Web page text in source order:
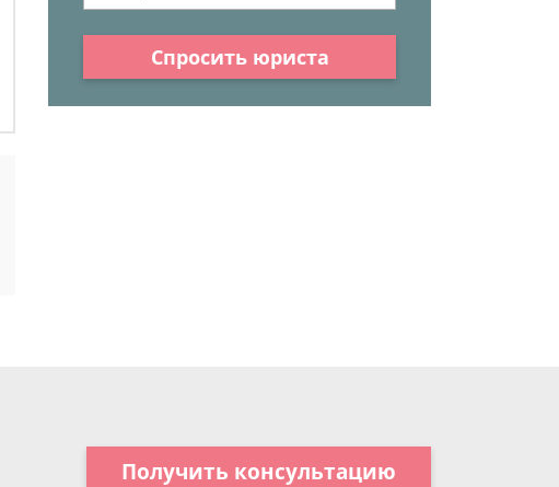
Спросить юриста
Получить консультацию